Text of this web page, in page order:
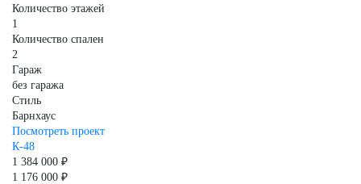
Количество этажей
1
Количество спален
2
Гараж
без гаража
Стиль
Барнхаус
Посмотреть проект
К-48
1 384 000 ₽
1 176 000 ₽